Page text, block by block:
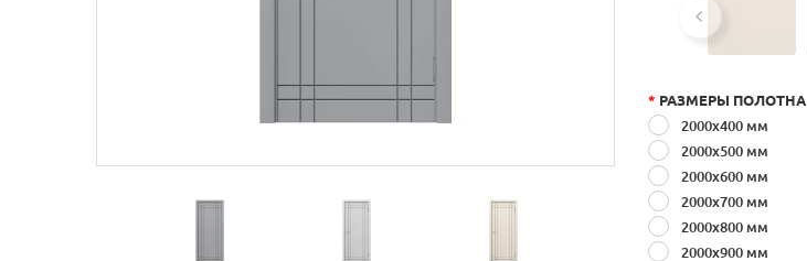
* РАЗМЕРЫ ПОЛОТНА
2000x400 мм
2000x500 мм
2000x600 мм
2000x700 мм
2000x800 мм
2000x900 мм